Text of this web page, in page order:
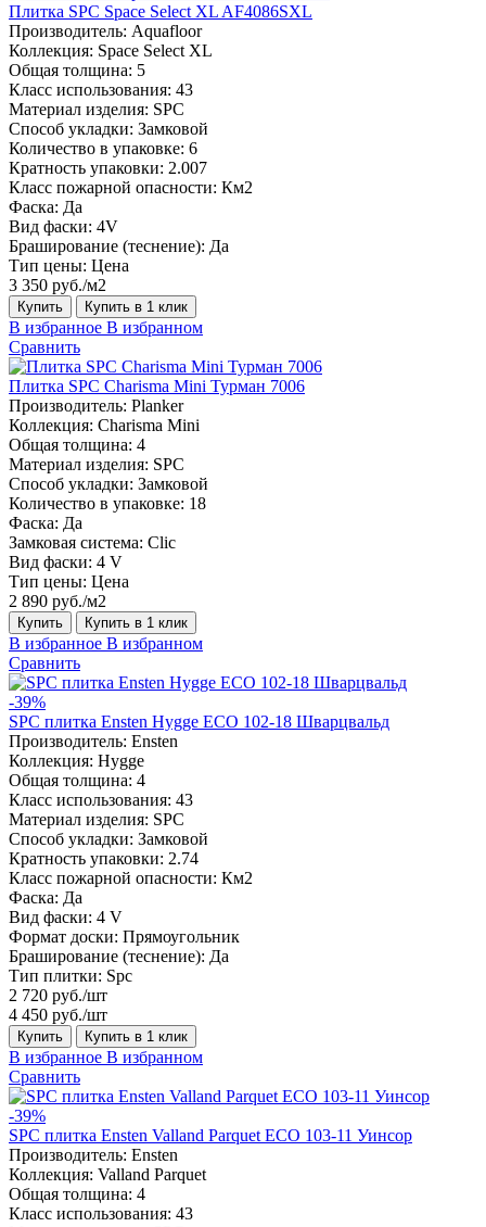
Плитка SPC Space Select XL AF4086SXL
Производитель: Aquafloor
Коллекция: Space Select XL
Общая толщина: 5
Класс использования: 43
Материал изделия: SPC
Способ укладки: Замковой
Количество в упаковке: 6
Кратность упаковки: 2.007
Класс пожарной опасности: Км2
Фаска: Да
Вид фаски: 4V
Браширование (теснение): Да
Тип цены: Цена
3 350 руб./м2
Купить Купить в 1 клик
В избранное В избранном
Сравнить
Плитка SPC Charisma Mini Турман 7006
Производитель: Planker
Коллекция: Charisma Mini
Общая толщина: 4
Материал изделия: SPC
Способ укладки: Замковой
Количество в упаковке: 18
Фаска: Да
Замковая система: Сlic
Вид фаски: 4 V
Тип цены: Цена
2 890 руб./м2
Купить Купить в 1 клик
В избранное В избранном
Сравнить
-39%
SPC плитка Ensten Hygge ECO 102-18 Шварцвальд
Производитель: Ensten
Коллекция: Hygge
Общая толщина: 4
Класс использования: 43
Материал изделия: SPC
Способ укладки: Замковой
Кратность упаковки: 2.74
Класс пожарной опасности: Км2
Фаска: Да
Вид фаски: 4 V
Формат доски: Прямоугольник
Браширование (теснение): Да
Тип плитки: Spc
2 720 руб./шт
4 450 руб./шт
Купить Купить в 1 клик
В избранное В избранном
Сравнить
-39%
SPC плитка Ensten Valland Parquet ECO 103-11 Уинсор
Производитель: Ensten
Коллекция: Valland Parquet
Общая толщина: 4
Класс использования: 43